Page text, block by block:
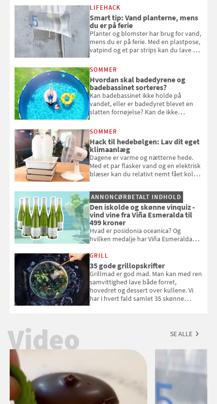
kan bruge dine hindbær i alt fra
bagværk og salater til is og syltning.
LIFEHACK
Smart tip: Vand planterne, mens
du er på ferie
Planter og blomster har brug for vand,
mens du er på ferie. Med en plastpose,
vatpind og et par strips kan du lave dit
at bede naboen om at vande eller
SOMMER
Hvordan skal badedyrene og
badebassinet sorteres?
Kan badebassinet ikke holde på
vandet, eller er badedyret blevet en
slatten fornøjelse? Kan de ikke
opmærksom, når du smider
badebassinet eller et badedyr ud
SOMMER
Hack til hedebølgen: Lav dit eget
klimaanlæg
Dagene er varme og nætterne hede.
Med et par flasker vand og en elektrisk
blæser kan du relativt nemt fået koldt
og se, hvordan du gør
ANNONCØRBETALT INDHOLD
Den iskolde og skønne vinquiz -
vind vine fra Viña Esmeralda til
499 kroner
Hvad er posidonia oceanica? Og
hvilken medalje har Viña Esmeralda
med i Samvirkes skønne vinquiz, hvor
du kan vinde 6 flasker vin fra Viña
Esmeralda. Konkurrencen slutter 1.
september 2026.
GRILL
35 gode grillopskrifter
Grillmad er god mad. Man kan med ren
samvittighed lave både forret,
hovedret og dessert over kullene. Vi
har i hvert fald samlet 35 skønne
Video SE ALLE